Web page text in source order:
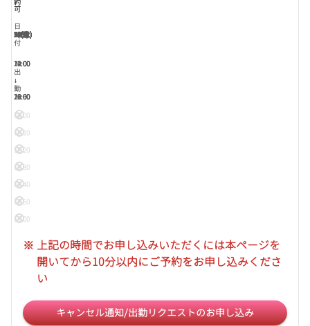
約
可
日
付
7(金)
8(土)
9(日)
10(月)
11(火)
12(水)
13(木)
14(金)
15(土)
16(日)
17(月)
18(火)
19(水)
20(木)
21(金)
22(土)
23(日)
出
勤
12:00
↓
20:30
12:00
↓
22:00
12:00
↓
18:00
20:00
↓
21:00
14:00
↓
16:00
12:00
12:10
12:20
12:30
12:40
12:50
13:00
13:50
14:00
※ 上記の時間でお申し込みいただくには本ページを
開いてから10分以内にご予約をお申し込みくださ
い
キャンセル通知/出勤リクエストのお申し込み